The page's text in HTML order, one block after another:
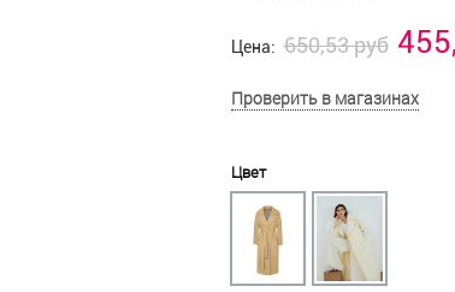
Цена: 650,53 руб
Проверить в магазинах
Цвет